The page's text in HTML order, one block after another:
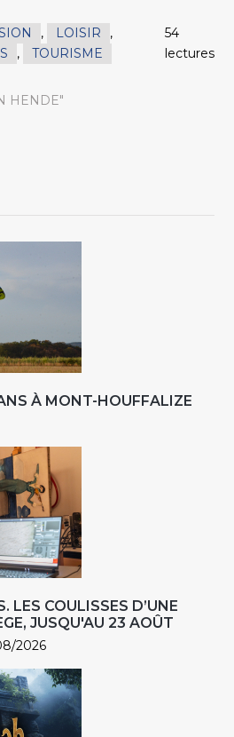
, LOISIR
,
, TOURISME
54
lectures
HENDE"
À MONT-HOUFFALIZE
LES COULISSES D’UNE
JUSQU'AU 23 AOÛT
2026